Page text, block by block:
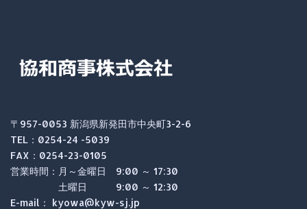
〒957-0053 新潟県新発田市中央町3-2-6
TEL：0254-24 -5039
FAX：0254-23-0105
営業時間：月～金曜日 9:00 ～ 17:30
土曜日 9:00 ～ 12:30
E-mail： kyowa@kyw-sj.jp